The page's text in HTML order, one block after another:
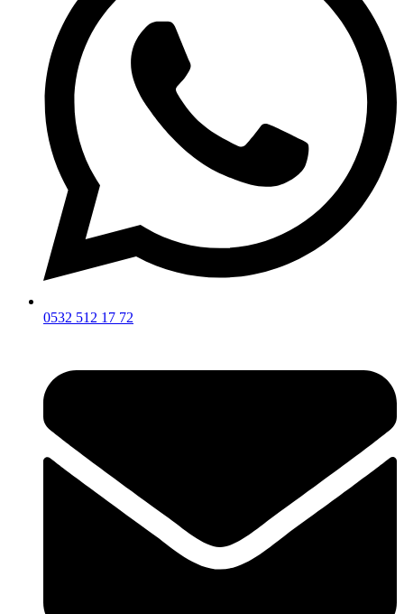
0532 512 17 72